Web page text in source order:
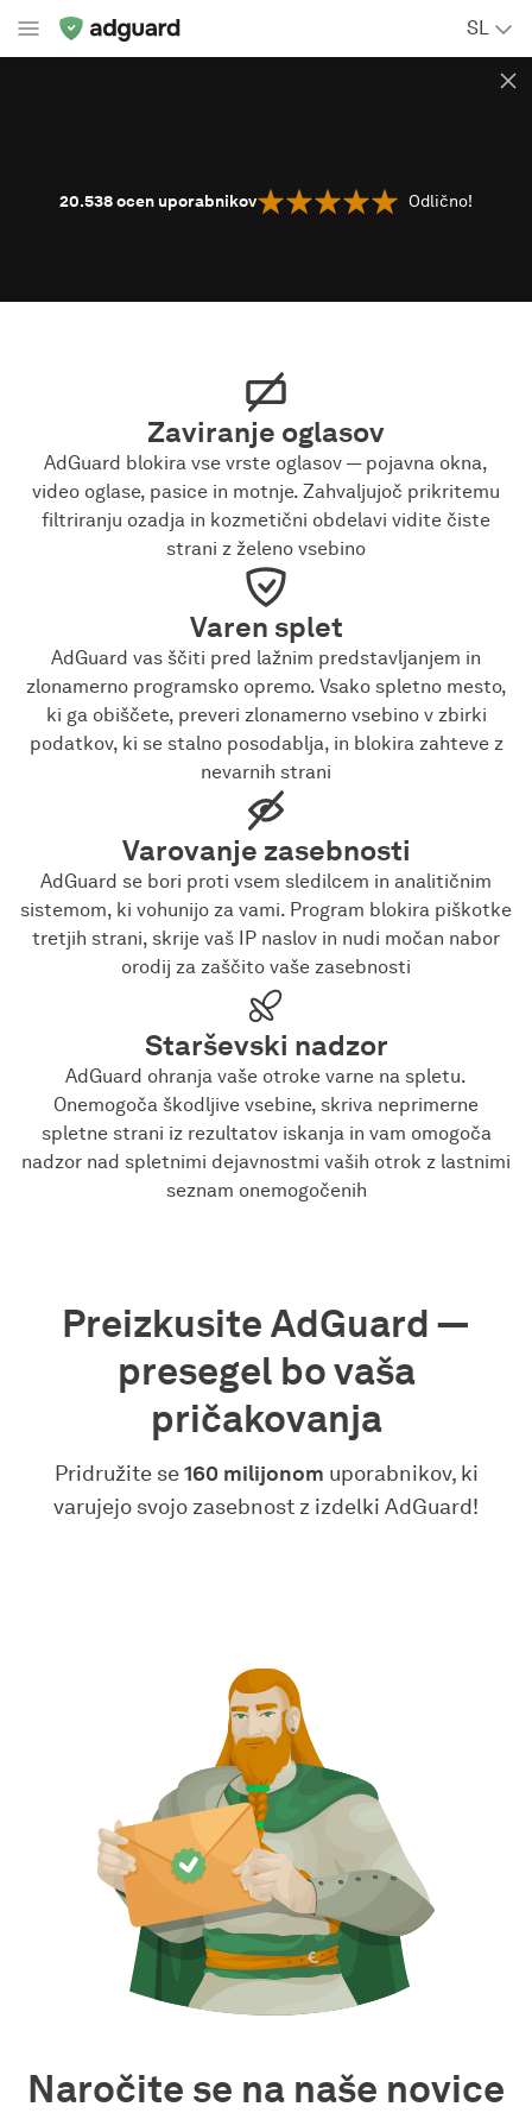
SL
20.538ocen uporabnikov Odlično!
Zaviranje oglasov
AdGuard blokira vse vrste oglasov — pojavna okna,
video oglase, pasice in motnje. Zahvaljujoč prikritemu
filtriranju ozadja in kozmetični obdelavi vidite čiste
strani z želeno vsebino
Varen splet
AdGuard vas ščiti pred lažnim predstavljanjem in
zlonamerno programsko opremo. Vsako spletno mesto,
ki ga obiščete, preveri zlonamerno vsebino v zbirki
podatkov, ki se stalno posodablja, in blokira zahteve z
nevarnih strani
Varovanje zasebnosti
AdGuard se bori proti vsem sledilcem in analitičnim
sistemom, ki vohunijo za vami. Program blokira piškotke
tretjih strani, skrije vaš IP naslov in nudi močan nabor
orodij za zaščito vaše zasebnosti
Starševski nadzor
AdGuard ohranja vaše otroke varne na spletu.
Onemogoča škodljive vsebine, skriva neprimerne
spletne strani iz rezultatov iskanja in vam omogoča
nadzor nad spletnimi dejavnostmi vaših otrok z lastnimi
seznam onemogočenih
Preizkusite AdGuard —
presegel bo vaša
pričakovanja
Pridružite se160 milijonom uporabnikov, ki
varujejo svojo zasebnost z izdelki AdGuard!
Naročite se na naše novice